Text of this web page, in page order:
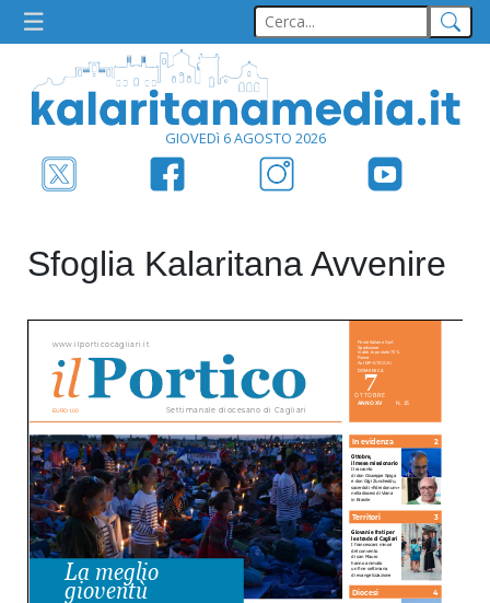
GIOVEDì 6 AGOSTO 2026
Sfoglia Kalaritana Avvenire